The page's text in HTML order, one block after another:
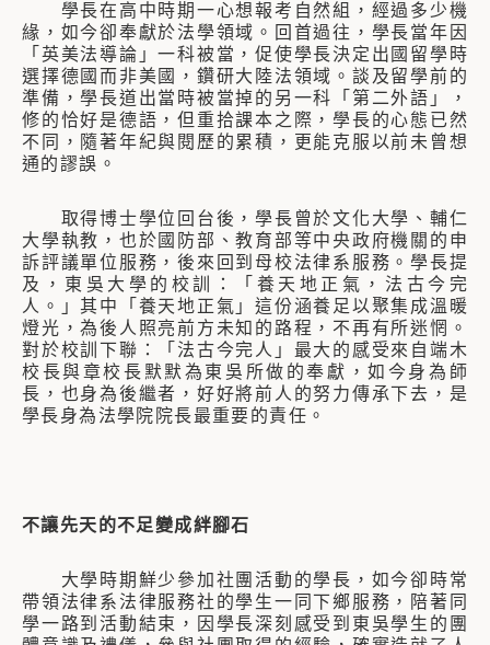
學長在高中時期一心想報考自然組，經過多少機
緣，如今卻奉獻於法學領域。回首過往，學長當年因
「英美法導論」一科被當，促使學長決定出國留學時
選擇德國而非美國，鑽研大陸法領域。談及留學前的
準備，學長道出當時被當掉的另一科「第二外語」，
修的恰好是德語，但重拾課本之際，學長的心態已然
不同，隨著年紀與閱歷的累積，更能克服以前未曾想
通的謬誤。
取得博士學位回台後，學長曾於文化大學、輔仁
大學執教，也於國防部、教育部等中央政府機關的申
訴評議單位服務，後來回到母校法律系服務。學長提
及，東吳大學的校訓：「養天地正氣，法古今完
人。」其中「養天地正氣」這份涵養足以聚集成溫暖
燈光，為後人照亮前方未知的路程，不再有所迷惘。
對於校訓下聯：「法古今完人」最大的感受來自端木
校長與章校長默默為東吳所做的奉獻，如今身為師
長，也身為後繼者，好好將前人的努力傳承下去，是
學長身為法學院院長最重要的責任。
不讓先天的不足變成絆腳石
大學時期鮮少參加社團活動的學長，如今卻時常
帶領法律系法律服務社的學生一同下鄉服務，陪著同
學一路到活動結束，因學長深刻感受到東吳學生的團